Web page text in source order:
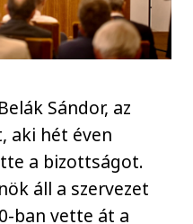
Sándor, az
aki hét éven
a bizottságot.
áll a szervezet
ban vette át a